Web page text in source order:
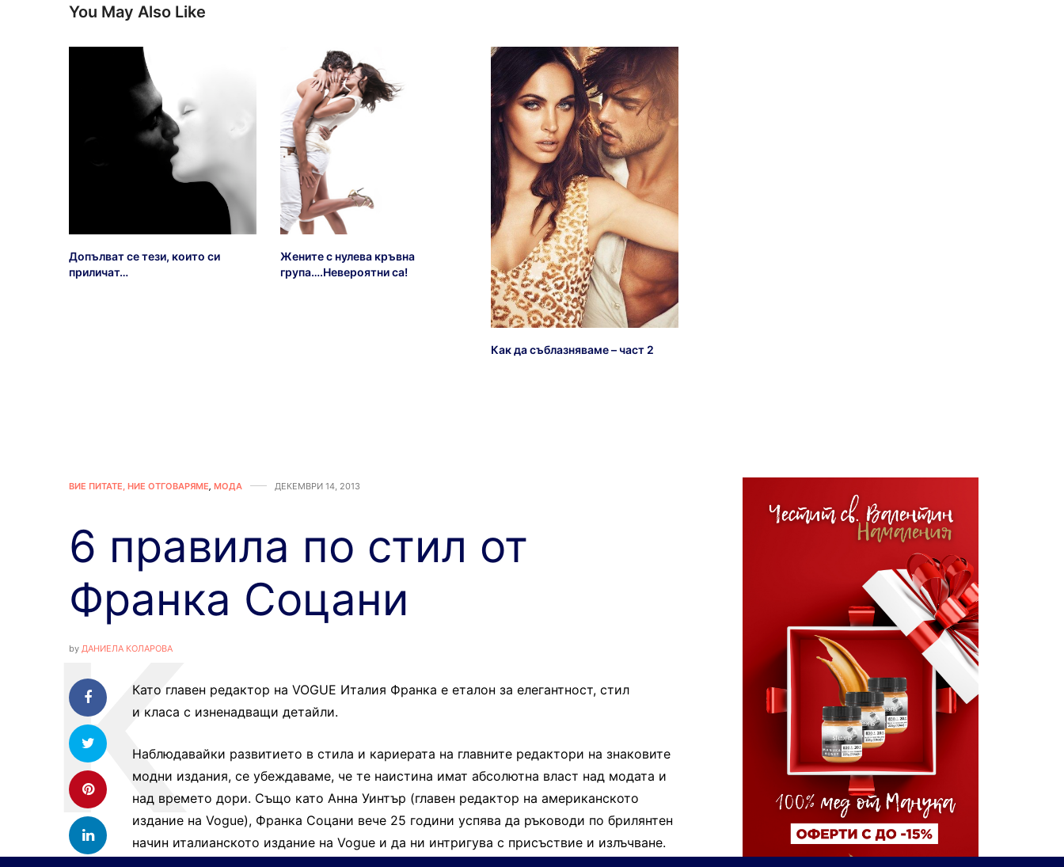
You May Also Like
Допълват се тези, които си
приличат…
Жените с нулева кръвна
група….Невероятни са!
Как да съблазняваме – част 2
ВИЕ ПИТАТЕ, НИЕ ОТГОВАРЯМЕ, МОДА ДЕКЕМВРИ 14, 2013
6 правила по стил от
Франка Соцани
by ДАНИЕЛА КОЛАРОВА
Като главен редактор на VOGUE Италия Франка е еталон за елегантност, стил
и класа с изненадващи детайли.
Наблюдавайки развитието в стила и кариерата на главните редактори на знаковите
модни издания, се убеждаваме, че те наистина имат абсолютна власт над модата и
над времето дори. Също като Анна Уинтър (главен редактор на американското
издание на Vogue), Франка Соцани вече 25 години успява да ръководи по брилянтен
начин италианското издание на Vogue и да ни интригува с присъствие и излъчване.